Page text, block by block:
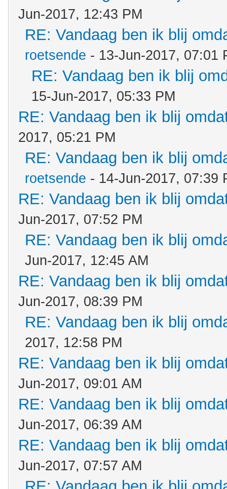
Jun-2017, 12:43 PM
RE: Vandaag ben ik blij
roetsende - 13-Jun-2017, 07:01
RE: Vandaag ben ik blij
15-Jun-2017, 05:33 PM
RE: Vandaag ben ik blij
2017, 05:21 PM
RE: Vandaag ben ik blij
roetsende - 14-Jun-2017, 07:39
RE: Vandaag ben ik blij
Jun-2017, 07:52 PM
RE: Vandaag ben ik blij
Jun-2017, 12:45 AM
RE: Vandaag ben ik blij
Jun-2017, 08:39 PM
RE: Vandaag ben ik blij
2017, 12:58 PM
RE: Vandaag ben ik blij
Jun-2017, 09:01 AM
RE: Vandaag ben ik blij
Jun-2017, 06:39 AM
RE: Vandaag ben ik blij
Jun-2017, 07:57 AM